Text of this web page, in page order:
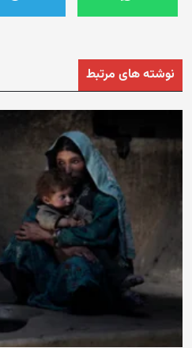
نوشته های مرتبط